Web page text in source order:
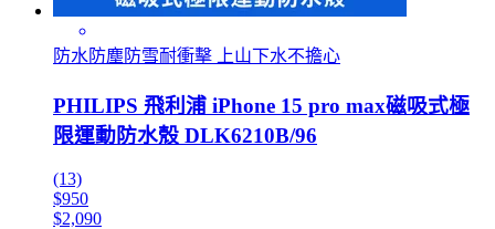
防水防塵防雪耐衝擊 上山下水不擔心
PHILIPS 飛利浦 iPhone 15 pro max磁吸式極
限運動防水殼 DLK6210B/96
(13)
$950
$2,090